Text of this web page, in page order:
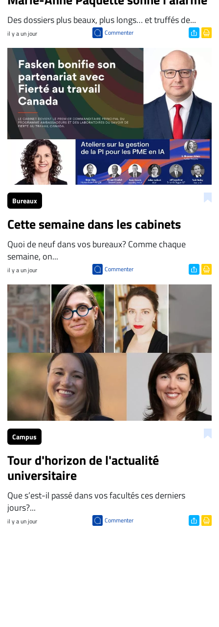
Des dossiers plus beaux, plus longs… et truffés de...
il y a un jour Commenter
Bureaux
Cette semaine dans les cabinets
Quoi de neuf dans vos bureaux? Comme chaque
semaine, on...
il y a un jour Commenter
Campus
Tour d'horizon de l'actualité
universitaire
Que s’est-il passé dans vos facultés ces derniers
jours?...
il y a un jour Commenter